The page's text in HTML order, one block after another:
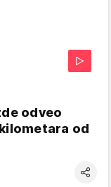
odveo
od